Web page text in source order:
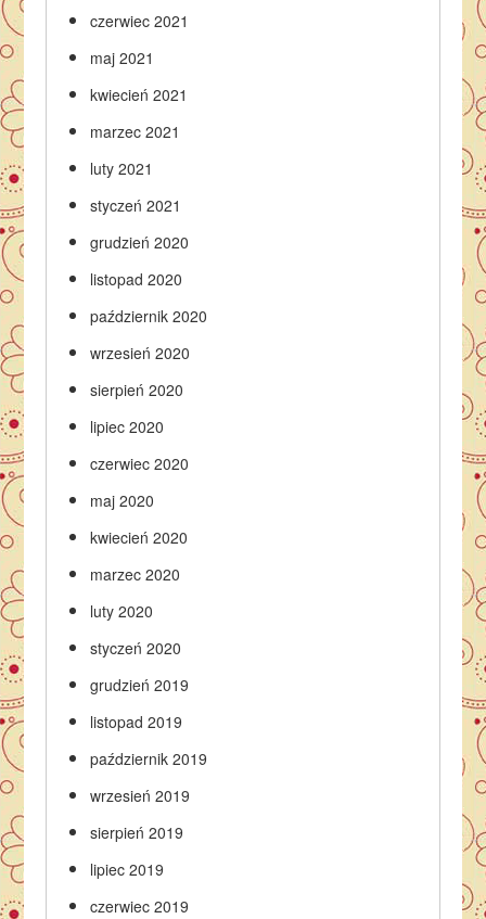
czerwiec 2021
maj 2021
kwiecień 2021
marzec 2021
luty 2021
styczeń 2021
grudzień 2020
listopad 2020
październik 2020
wrzesień 2020
sierpień 2020
lipiec 2020
czerwiec 2020
maj 2020
kwiecień 2020
marzec 2020
luty 2020
styczeń 2020
grudzień 2019
listopad 2019
październik 2019
wrzesień 2019
sierpień 2019
lipiec 2019
czerwiec 2019